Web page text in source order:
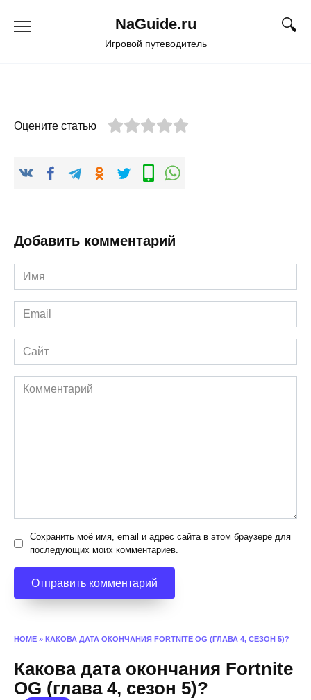
NaGuide.ru
Игровой путеводитель
HOME » КАКОВА ДАТА ОКОНЧАНИЯ FORTNITE OG (ГЛАВА 4, СЕЗОН 5)?
Какова дата окончания Fortnite
OG (глава 4, сезон 5)?
Оцените статью
Добавить комментарий
Имя
*
Email
*
Сайт
Комментарий
Сохранить моё имя, email и адрес сайта в этом браузере для
последующих моих комментариев.